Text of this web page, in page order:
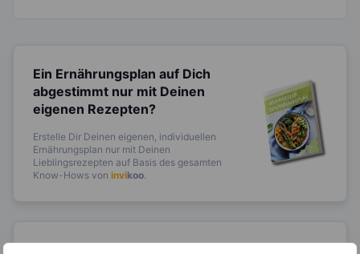
Ein Ernährungsplan auf Dich
abgestimmt nur mit Deinen
eigenen Rezepten?
Erstelle Dir Deinen eigenen, individuellen
Ernährungsplan nur mit Deinen
Lieblingsrezepten auf Basis des gesamten
Know-Hows von invikoo